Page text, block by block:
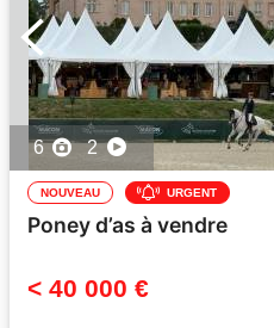
6 2
NOUVEAU URGENT
Poney d’as à vendre
< 40 000 €